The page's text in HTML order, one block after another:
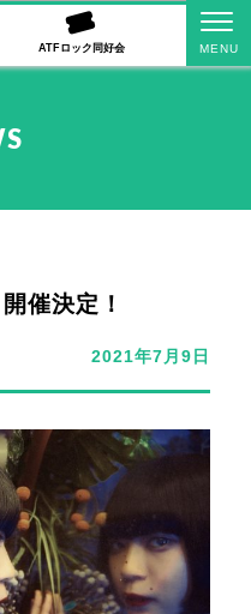
ATFロック同好会
催決定！
2021年7月9日